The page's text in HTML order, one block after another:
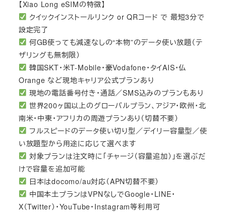
【Xiao Long eSIMの特徴】
クイックインストールリンク or QRコード で 最短3分で
設定完了
何GB使っても減速なしの“本物”のデータ使い放題（テ
ザリングも無制限）
韓国SKT・米T-Mobile・豪Vodafone・タイAIS・仏
Orange など現地キャリア公式プランあり
現地の電話番号付き・通話／SMS込みのプランもあり
世界200ヶ国以上のグローバルプラン、アジア・欧州・北
南米・中東・アフリカの周遊プランあり（切替不要）
フルスピードのデータ使い切り型／デイリー容量型／使
い放題型から用途に応じて選べます
対象プランは注文時に「チャージ（容量追加）」を選ぶだ
けで容量を追加可能
日本はdocomo/au対応（APN切替不要）
中国本土プランはVPNなしでGoogle・LINE・
X（Twitter）・YouTube・Instagram等利用可